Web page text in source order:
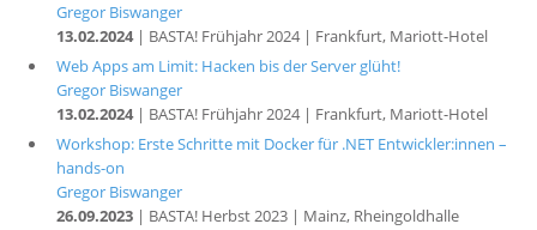
Gregor Biswanger
13.02.2024| BASTA! Frühjahr 2024 | Frankfurt, Mariott-Hotel
Web Apps am Limit: Hacken bis der Server glüht!
Gregor Biswanger
13.02.2024| BASTA! Frühjahr 2024 | Frankfurt, Mariott-Hotel
Workshop: Erste Schritte mit Docker für .NET Entwickler:innen –
hands-on
Gregor Biswanger
26.09.2023| BASTA! Herbst 2023 | Mainz, Rheingoldhalle